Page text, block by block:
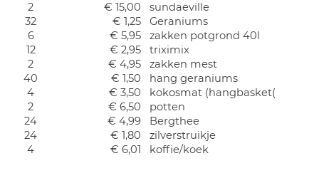
2
€ 15,00
sundaeville
32
€ 1,25
Geraniums
6
€ 5,95
zakken potgrond 40l
12
€ 2,95
triximix
2
€ 4,95
zakken mest
40
€ 1,50
hang geraniums
4
€ 3,50
kokosmat (hangbasket(
2
€ 6,50
potten
24
€ 4,99
Bergthee
24
€ 1,80
zilverstruikje
4
€ 6,01 koffie/koek